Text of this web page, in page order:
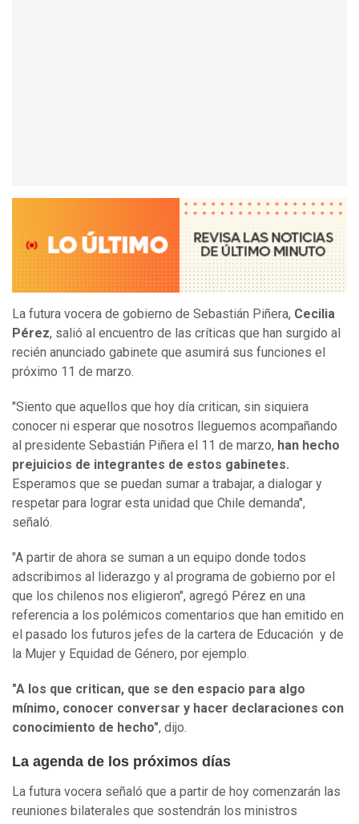
La futura vocera de gobierno de Sebastián Piñera, Cecilia
Pérez, salió al encuentro de las críticas que han surgido al
recién anunciado gabinete que asumirá sus funciones el
próximo 11 de marzo.
"Siento que aquellos que hoy día critican, sin siquiera
conocer ni esperar que nosotros lleguemos acompañando
al presidente Sebastián Piñera el 11 de marzo, han hecho
prejuicios de integrantes de estos gabinetes.
Esperamos que se puedan sumar a trabajar, a dialogar y
respetar para lograr esta unidad que Chile demanda",
señaló.
"A partir de ahora se suman a un equipo donde todos
adscribimos al liderazgo y al programa de gobierno por el
que los chilenos nos eligieron", agregó Pérez en una
referencia a los polémicos comentarios que han emitido en
el pasado los futuros jefes de la cartera de Educación y de
la Mujer y Equidad de Género, por ejemplo.
"A los que critican, que se den espacio para algo
mínimo, conocer conversar y hacer declaraciones con
conocimiento de hecho", dijo.
La agenda de los próximos días
La futura vocera señaló que a partir de hoy comenzarán las
reuniones bilaterales que sostendrán los ministros